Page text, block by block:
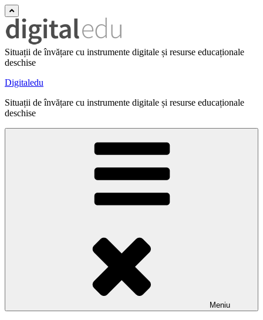
Situații de învățare cu instrumente digitale și resurse educaționale
deschise
Digitaledu
Situații de învățare cu instrumente digitale și resurse educaționale
deschise
Meniu